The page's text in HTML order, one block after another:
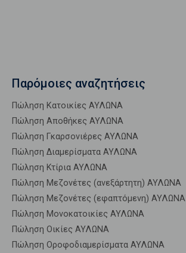
Παρόμοιες αναζητήσεις
Πώληση Κατοικίες ΑΥΛΩΝΑ
Πώληση Αποθήκες ΑΥΛΩΝΑ
Πώληση Γκαρσονιέρες ΑΥΛΩΝΑ
Πώληση Διαμερίσματα ΑΥΛΩΝΑ
Πώληση Κτίρια ΑΥΛΩΝΑ
Πώληση Μεζονέτες (ανεξάρτητη) ΑΥΛΩΝΑ
Πώληση Μεζονέτες (εφαπτόμενη) ΑΥΛΩΝΑ
Πώληση Μονοκατοικίες ΑΥΛΩΝΑ
Πώληση Οικίες ΑΥΛΩΝΑ
Πώληση Οροφοδιαμερίσματα ΑΥΛΩΝΑ